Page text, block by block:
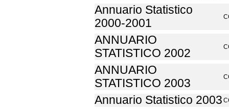
Annuario Statistico
2000-2001
ANNUARIO
STATISTICO 2002
ANNUARIO
STATISTICO 2003
Annuario Statistico 2003